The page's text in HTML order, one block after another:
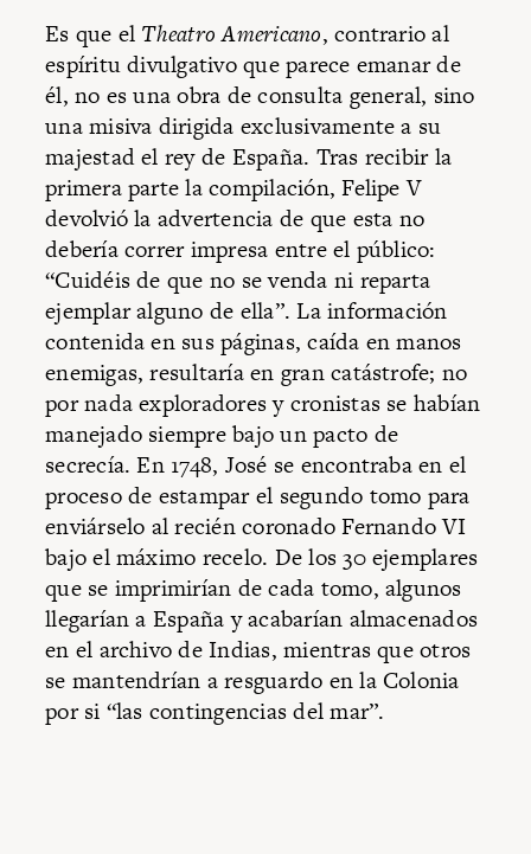
Es que el Theatro Americano, contrario al
espíritu divulgativo que parece emanar de
él, no es una obra de consulta general, sino
una misiva dirigida exclusivamente a su
majestad el rey de España. Tras recibir la
primera parte la compilación, Felipe V
devolvió la advertencia de que esta no
debería correr impresa entre el público:
“Cuidéis de que no se venda ni reparta
ejemplar alguno de ella”. La información
contenida en sus páginas, caída en manos
enemigas, resultaría en gran catástrofe; no
por nada exploradores y cronistas se habían
manejado siempre bajo un pacto de
secrecía. En 1748, José se encontraba en el
proceso de estampar el segundo tomo para
enviárselo al recién coronado Fernando VI
bajo el máximo recelo. De los 30 ejemplares
que se imprimirían de cada tomo, algunos
llegarían a España y acabarían almacenados
en el archivo de Indias, mientras que otros
se mantendrían a resguardo en la Colonia
por si “las contingencias del mar”.